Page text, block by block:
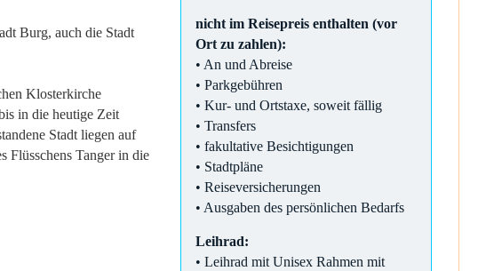
Burg, auch die Stadt
Klosterkirche
in die heutige Zeit
Stadt liegen auf
Flüsschens Tanger in die
nicht im Reisepreis enthalten (vor
Ort zu zahlen):
• An und Abreise
• Parkgebühren
• Kur- und Ortstaxe, soweit fällig
• Transfers
• fakultative Besichtigungen
• Stadtpläne
• Reiseversicherungen
• Ausgaben des persönlichen Bedarfs
Leihrad:
• Leihrad mit Unisex Rahmen mit